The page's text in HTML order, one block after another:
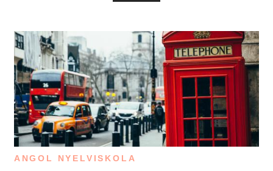
ANGOL NYELVISKOLA